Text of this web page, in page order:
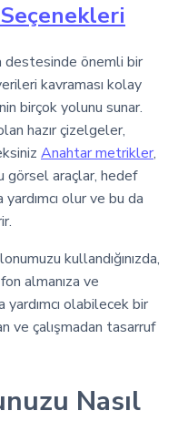
destesinde önemli bir
kavraması kolay
birçok yolunu sunar.
hazır çizelgeler,
Anahtar metrikler,
görsel araçlar, hedef
olur ve bu da
kullandığınızda,
almanıza ve
yardımcı olabilecek bir
ve çalışmadan tasarruf
Nasıl